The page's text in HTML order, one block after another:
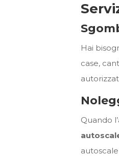
Hai
case,
Quando